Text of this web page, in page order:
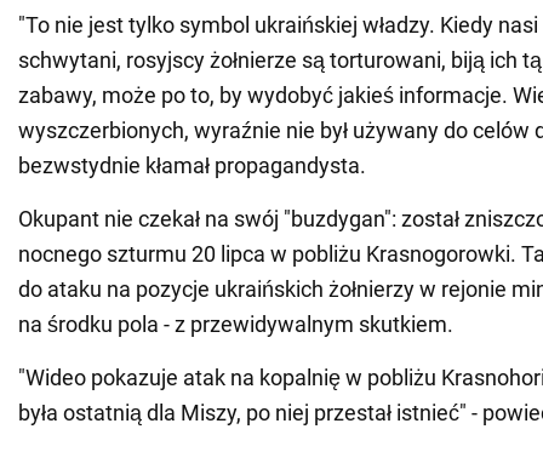
"To nie jest tylko symbol ukraińskiej władzy. Kiedy nasi
schwytani, rosyjscy żołnierze są torturowani, biją ich
zabawy, może po to, by wydobyć jakieś informacje.
wyszczerbionych, wyraźnie nie był używany do celów
bezwstydnie kłamał propagandysta.
Okupant nie czekał na swój "buzdygan": został
nocnego szturmu 20 lipca w pobliżu Krasnogorowki.
do ataku na pozycje ukraińskich żołnierzy w rejonie
na środku pola - z przewidywalnym skutkiem.
"Wideo pokazuje atak na kopalnię w pobliżu
była ostatnią dla Miszy, po niej przestał istnieć" -